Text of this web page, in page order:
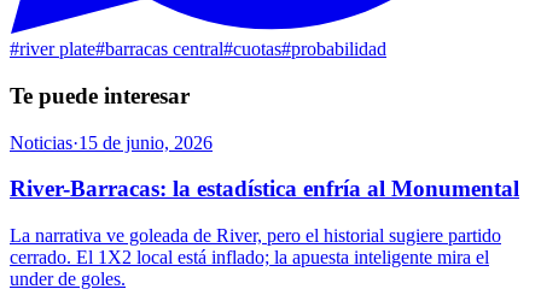
#river plate#barracas central#cuotas#probabilidad
Te puede interesar
Noticias·15 de junio, 2026
River-Barracas: la estadística enfría al Monumental
La narrativa ve goleada de River, pero el historial sugiere partido
cerrado. El 1X2 local está inflado; la apuesta inteligente mira el
under de goles.